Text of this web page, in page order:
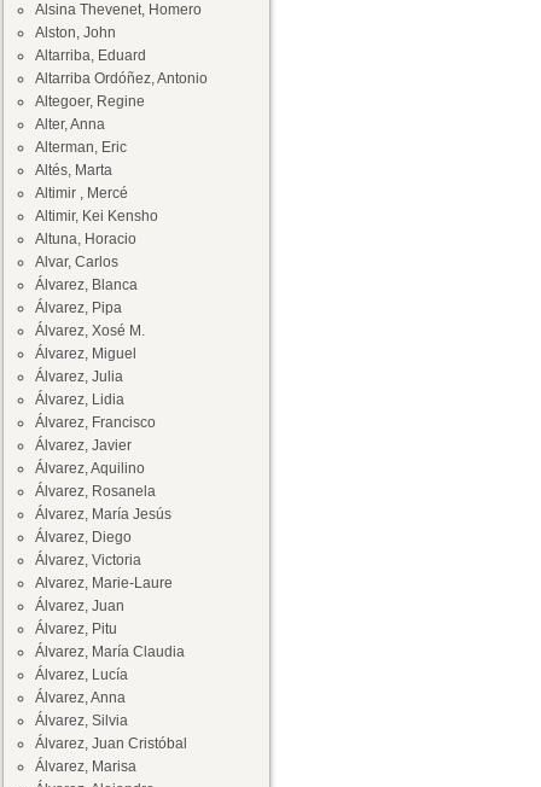
Alsina Thevenet, Homero
Alston, John
Altarriba, Eduard
Altarriba Ordóñez, Antonio
Altegoer, Regine
Alter, Anna
Alterman, Eric
Altés, Marta
Altimir , Mercé
Altimir, Kei Kensho
Altuna, Horacio
Alvar, Carlos
Álvarez, Blanca
Álvarez, Pipa
Álvarez, Xosé M.
Álvarez, Miguel
Álvarez, Julia
Álvarez, Lidia
Álvarez, Francisco
Álvarez, Javier
Álvarez, Aquilino
Álvarez, Rosanela
Álvarez, María Jesús
Álvarez, Diego
Álvarez, Victoria
Alvarez, Marie-Laure
Álvarez, Juan
Álvarez, Pitu
Álvarez, María Claudia
Álvarez, Lucía
Álvarez, Anna
Álvarez, Silvia
Álvarez, Juan Cristóbal
Álvarez, Marisa